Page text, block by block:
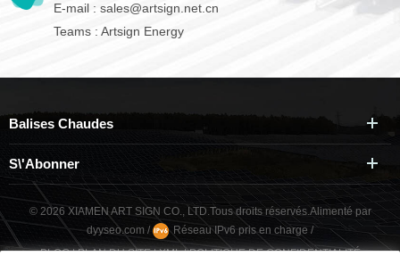
E-mail : sales@artsign.net.cn
Teams : Artsign Energy
Balises Chaudes
S\'abonner
© 2026 XIAMEN ART SIGN CO., LTD.Tous droits réservés.Alimenté par
dyyseo.com / Réseau IPv6 pris en charge /